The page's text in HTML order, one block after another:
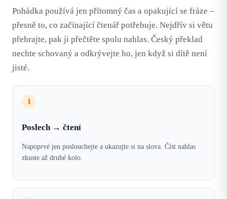
Pohádka používá jen přítomný čas a opakující se fráze –
přesně to, co začínající čtenář potřebuje. Nejdřív si větu
přehrajte, pak ji přečtěte spolu nahlas. Český překlad
nechte schovaný a odkrývejte ho, jen když si dítě není
jisté.
1
Poslech → čtení
Napoprvé jen poslouchejte a ukazujte si na slova. Číst nahlas
zkuste až druhé kolo.